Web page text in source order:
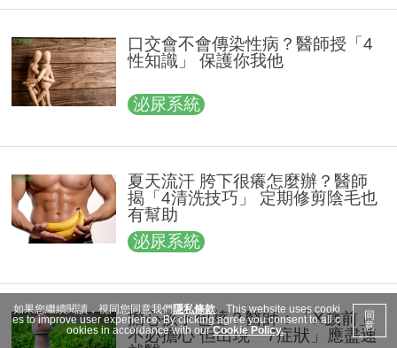
口交會不會傳染性病？醫師授「4
性知識」 保護你我他
泌尿系統
夏天流汗 胯下很癢怎麼辦？醫師
揭「4清洗技巧」 定期修剪陰毛也
有幫助
泌尿系統
擔心孩子包莖？醫師：「X歲前」
不必擔心 但出現「7症狀」應盡速
同
意
如果您繼續閱讀，視同您同意我們隱私條款。This website uses cooki
es to improve user experience. By clicking agree you consent to all c
ookies in accordance with ourCookie Policy..